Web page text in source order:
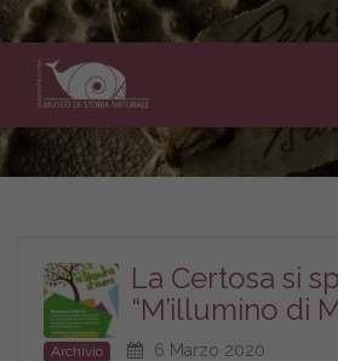
Museo
di
Storia
Naturale
dell'Università
La Certosa si
“M’illumino di
Archivio
6 Marzo 2020